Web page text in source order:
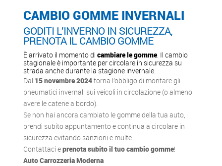
CAMBIO GOMME INVERNALI
GODITI L’INVERNO IN SICUREZZA,
PRENOTA IL CAMBIO GOMME
È arrivato il momento di cambiare le gomme. Il cambio
stagionale è importante per circolare in sicurezza su
strada anche durante la stagione invernale.
Dal 15 novembre 2024torna l’obbligo di montare gli
pneumatici invernali sui veicoli in circolazione (o almeno
avere le catene a bordo).
Se non hai ancora cambiato le gomme della tua auto,
prendi subito appuntamento e continua a circolare in
sicurezza evitando sanzioni e multe.
Contattaci eprenota subito il tuo cambio gomme!
Auto Carrozzeria Moderna